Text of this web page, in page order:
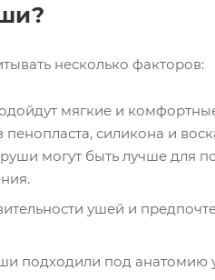
несколько факторов:
мягкие и
силикона и
могут быть лучше для
ушей и
подходили под